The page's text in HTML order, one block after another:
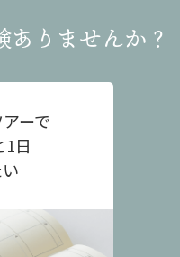
ありませんか？
ーで
1日